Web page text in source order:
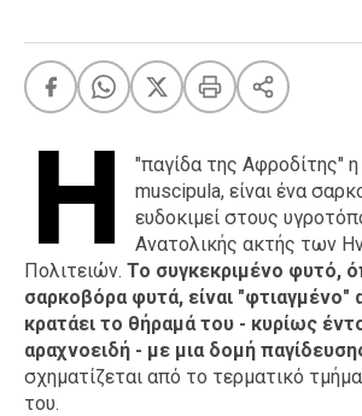
A-List LGBTQI+
Xmas
LIFE
Food
Body+Mind
Ταξίδια
Style
Σπίτι
Η
"παγίδα της Αφροδίτης"
muscipula, είναι ένα
ευδοκιμεί στους
Ανατολικής ακτής των
Πολιτειών. Το συγκεκριμένο φυτό,
σαρκοβόρα φυτά, είναι
κρατάει το θήραμά του - κυρίως
αραχνοειδή - με μια δομή
σχηματίζεται από το τερματικό
του.